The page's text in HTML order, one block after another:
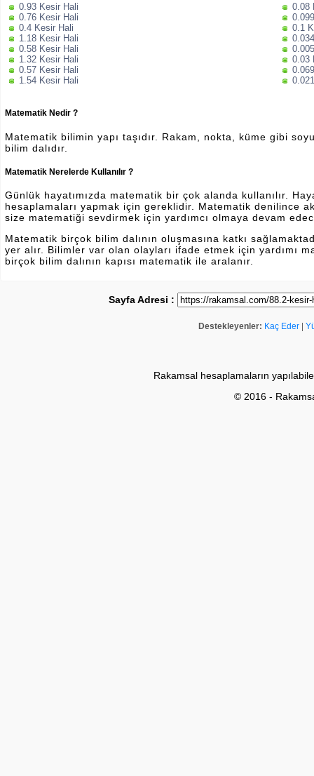
0.93 Kesir Hali
0.76 Kesir Hali
0.4 Kesir Hali
1.18 Kesir Hali
0.58 Kesir Hali
1.32 Kesir Hali
0.57 Kesir Hali
1.54 Kesir Hali
0.08
0.1
0.03
Matematik Nedir ?
Matematik bilimin yapı taşıdır. Rakam, nokta, küme gibi
bilim dalıdır.
Matematik Nerelerde Kullanılır ?
Günlük hayatımızda matematik bir çok alanda kullanılır.
hesaplamaları yapmak için gereklidir. Matematik denilince
size matematiği sevdirmek için yardımcı olmaya devam
Matematik birçok bilim dalının oluşmasına katkı
yer alır. Bilimler var olan olayları ifade etmek için yardımı
birçok bilim dalının kapısı matematik ile aralanır.
Sayfa Adresi :
Destekleyenler: Kaç Eder
Rakamsal hesaplamaların
© 2016 -